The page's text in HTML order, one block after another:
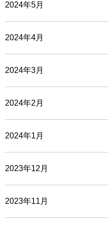
2024年5月
2024年4月
2024年3月
2024年2月
2024年1月
2023年12月
2023年11月